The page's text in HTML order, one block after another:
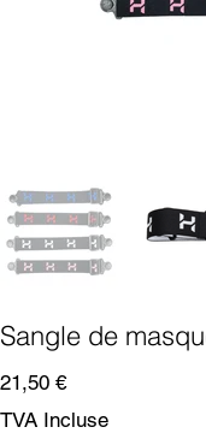
Sangle de
Prix
21,50 €
TVA Incluse